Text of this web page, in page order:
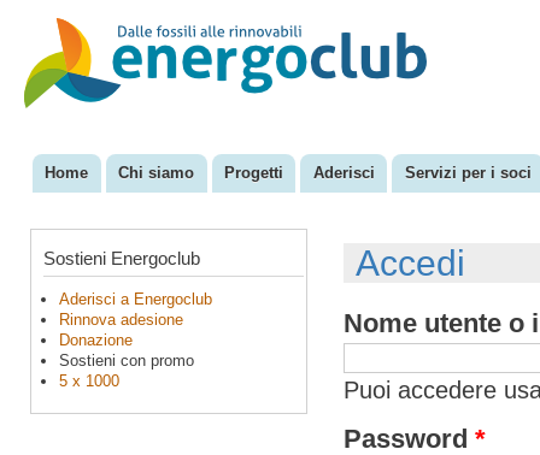
EnergoClub
per la
riconversione
del sistema
Menu principale
Home Chi siamo Progetti Aderisci Servizi per i soci
Sostieni Energoclub
Aderisci a Energoclub
Rinnova adesione
Donazione
Sostieni con promo
5 x 1000
Accedi
Nome utente
Puoi accedere
Password *